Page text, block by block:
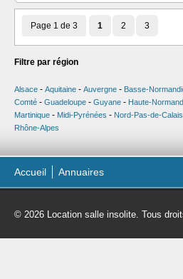
Page 1 de 3 1 2 3
Filtre par région
Alsace - Aquitaine - Auvergne - Basse-
Comté - Guadeloupe - Guyane - Haute-
Martinique - Midi-Pyrénées - Nord-Pas-de-Calais
Rhône-Alpes
Accueil Annuaires
© 2026 Location salle insolite. Tous